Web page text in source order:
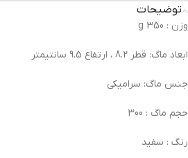
توضیحات
وزن : 350 g
ابعاد ماگ: قطر 8.2 ، ارتفاع 9.5 سانتیمتر
جنس ماگ: سرامیکی
حجم ماگ : 300
رنگ : سفید